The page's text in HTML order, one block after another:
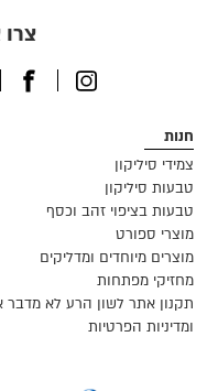
Instagram
חנות
צמידי סיליקון
טבעות סיליקון
טבעות בציפוי זהב וכסף
מוצרי ספורט
מוצרים מיוחדים ומדליקים
מחזיקי מפתחות
תקנון אתר לשון הרע לא מדבר
ומדיניות הפרטיות